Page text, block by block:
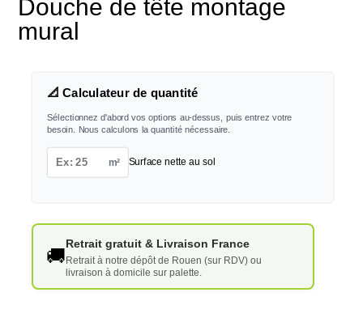
Douche de tête montage
mural
📐 Calculateur de quantité
Sélectionnez d'abord vos options au-dessus, puis entrez votre
besoin. Nous calculons la quantité nécessaire.
m² Surface nette au sol
🚚
Retrait gratuit & Livraison France
Retrait à notre dépôt de Rouen (sur RDV) ou
livraison à domicile sur palette.